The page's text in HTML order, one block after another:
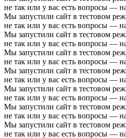
не так или у вас есть вопросы —
Мы запустили сайт в тестовом
не так или у вас есть вопросы —
Мы запустили сайт в тестовом
не так или у вас есть вопросы —
Мы запустили сайт в тестовом
не так или у вас есть вопросы —
Мы запустили сайт в тестовом
не так или у вас есть вопросы —
Мы запустили сайт в тестовом
не так или у вас есть вопросы —
Мы запустили сайт в тестовом
не так или у вас есть вопросы —
Мы запустили сайт в тестовом
не так или у вас есть вопросы —